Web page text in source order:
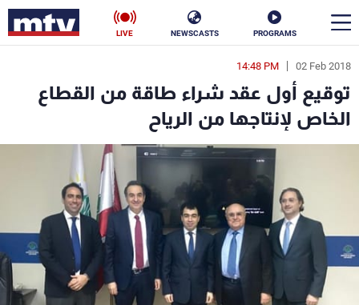
PROGRAMS
NEWSCASTS
LIVE
02 Feb 2018
14:48 PM
توقيع أول عقد شراء طاقة من القطاع
الخاص لإنتاجها من الرياح
en
الأخبار
سياسة ناس
منوعات رياضة
كأس العالم